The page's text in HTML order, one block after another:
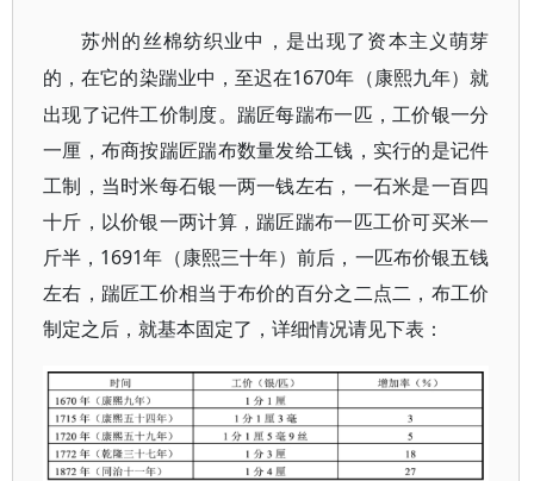
苏州的丝棉纺织业中，是出现了资本主义萌芽
的，在它的染踹业中，至迟在1670年（康熙九年）就
出现了记件工价制度。踹匠每踹布一匹，工价银一分
一厘，布商按踹匠踹布数量发给工钱，实行的是记件
工制，当时米每石银一两一钱左右，一石米是一百四
十斤，以价银一两计算，踹匠踹布一匹工价可买米一
斤半，1691年（康熙三十年）前后，一匹布价银五钱
左右，踹匠工价相当于布价的百分之二点二，布工价
制定之后，就基本固定了，详细情况请见下表：